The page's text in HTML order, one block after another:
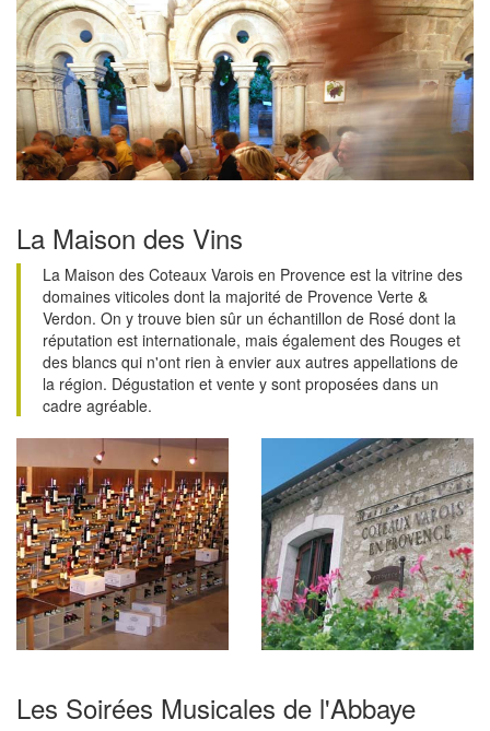
La Maison des Vins
La Maison des Coteaux Varois en Provence est la vitrine des
domaines viticoles dont la majorité de Provence Verte &
Verdon. On y trouve bien sûr un échantillon de Rosé dont la
réputation est internationale, mais également des Rouges et
des blancs qui n'ont rien à envier aux autres appellations de
la région. Dégustation et vente y sont proposées dans un
cadre agréable.
Les Soirées Musicales de l'Abbaye